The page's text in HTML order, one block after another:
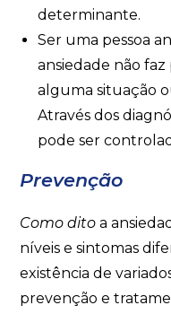
determinante.
Ser uma pessoa
ansiedade não
alguma situação
Através dos
pode ser
Prevenção
Como ditoa
níveis e sintomas
existência de
prevenção e